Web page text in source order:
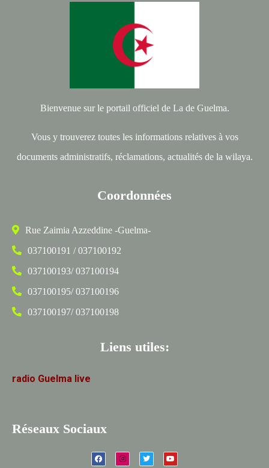
Bienvenue sur le portail officiel de La de Guelma.
Vous y trouverez toutes les informations relatives à vos
documents administratifs, réclamations, actualités de la wilaya.
Coordonnées
Rue Zaimia Azzeddine -Guelma-
037100191 / 037100192
037100193/ 037100194
037100195/ 037100196
037100197/ 037100198
Liens utiles:
radio Guelma live
Réseaux Sociaux